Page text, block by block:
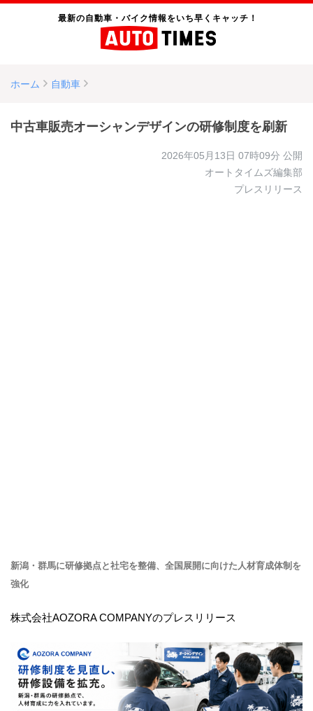
最新の自動車・バイク情報をいち早くキャッチ！
ホーム 自動車
中古車販売オーシャンデザインの研修制度を刷新
2026年05月13日 07時09分 公開
オートタイムズ編集部
プレスリリース
新潟・群馬に研修拠点と社宅を整備、全国展開に向けた人材育成体制を
強化
株式会社AOZORA COMPANYのプレスリリース